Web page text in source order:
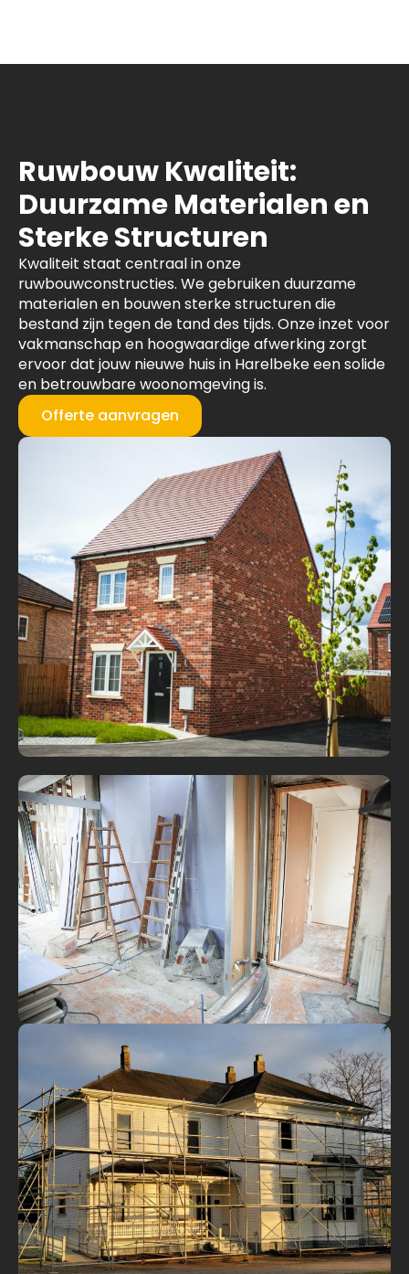
Ruwbouw Kwaliteit:
Duurzame Materialen en
Sterke Structuren
Kwaliteit staat centraal in onze
ruwbouwconstructies. We gebruiken duurzame
materialen en bouwen sterke structuren die
bestand zijn tegen de tand des tijds. Onze inzet voor
vakmanschap en hoogwaardige afwerking zorgt
ervoor dat jouw nieuwe huis in Harelbeke een solide
en betrouwbare woonomgeving is.
Offerte aanvragen